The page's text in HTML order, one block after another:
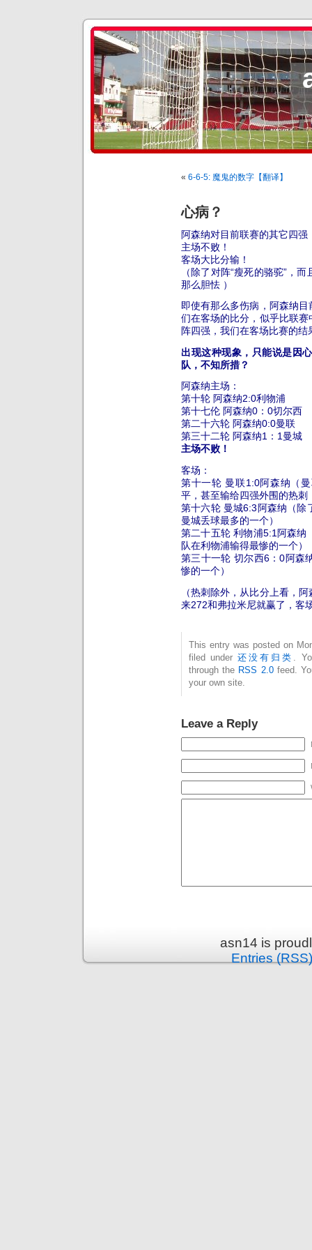
« 6-6-5: 魔鬼的数字【翻译】
心病？
阿森纳对目前联赛的其它四强
主场不败！
客场大比分输！
（除了对阵“瘦死的骆驼”，
那么胆怯 ）
即使有那么多伤病，阿森纳
们在客场的比分，似乎比联
阵四强，我们在客场比赛的
出现这种现象，只能说是因
队，不知所措？
阿森纳主场：
第十轮 阿森纳2:0利物浦
第十七伦 阿森纳0：0切尔西
第二十六轮 阿森纳0:0曼联
第三十二轮 阿森纳1：1曼城
主场不败！
客场：
第十一轮 曼联1:0阿森纳（
平，甚至输给四强外围的热刺
第十六轮 曼城6:3阿森纳（除
曼城丢球最多的一个）
第二十五轮 利物浦5:1阿森纳
队在利物浦输得最惨的一个）
第三十一轮 切尔西6：0阿森
惨的一个）
（热刺除外，从比分上看，
来272和弗拉米尼就赢了，客
This entry was posted on
filed under还没有归类
.
through the RSS 2.0feed.
your own site.
Leave a Reply
asn14 is
Entries (RSS)